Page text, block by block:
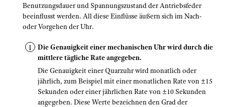
Benutzungsdauer und Spannungszustand der Antriebsfeder
beeinflusst werden. All diese Einflüsse äußern sich im Nach-
oder Vorgehen der Uhr.
Die Genauigkeit einer mechanischen Uhr wird durch die
mittlere tägliche Rate angegeben.
Die Genauigkeit einer Quarzuhr wird monatlich oder
jährlich, zum Beispiel mit einer monatlichen Rate von ±15
Sekunden oder einer jährlichen Rate von ±10 Sekunden
angegeben. Diese Werte bezeichnen den Grad der